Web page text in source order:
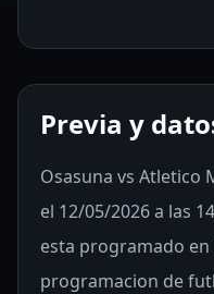
Previa y
Osasuna vs Atletico
el 12/05/2026 a las
esta programado en
programacion de